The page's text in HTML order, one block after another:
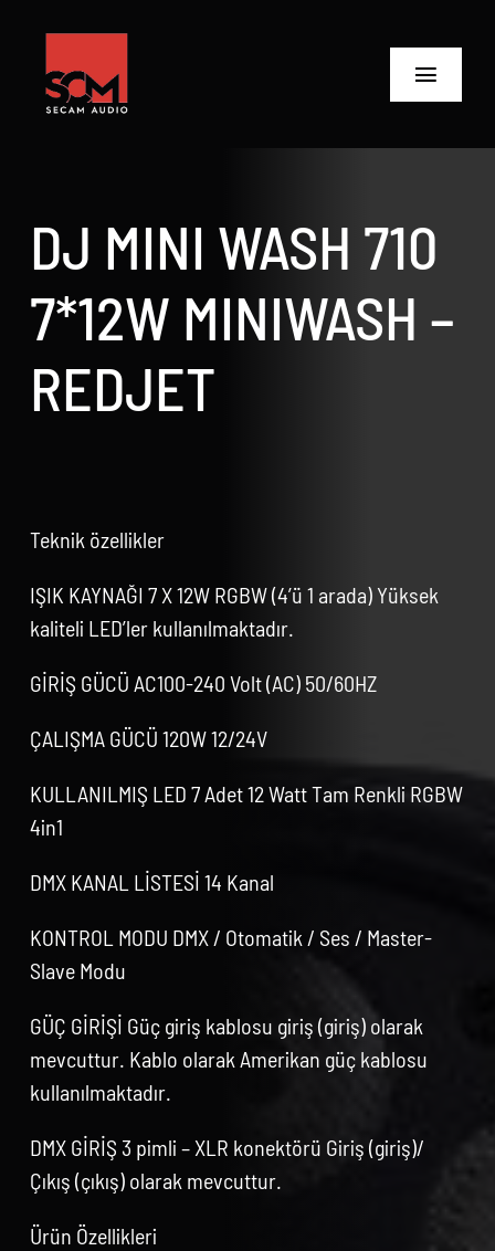
content
Toggle
Biz Kimiz
Neler Yaptık
Neler Yapıyoruz?
DJ MINI WASH 710
7*12W MINIWASH –
REDJET
Teknik özellikler
IŞIK KAYNAĞI 7 X 12W RGBW (4’ü 1 arada) Yüksek
kaliteli LED’ler kullanılmaktadır.
GİRİŞ GÜCÜ AC100-240 Volt (AC) 50/60HZ
ÇALIŞMA GÜCÜ 120W 12/24V
KULLANILMIŞ LED 7 Adet 12 Watt Tam Renkli RGBW
4in1
DMX KANAL LİSTESİ 14 Kanal
KONTROL MODU DMX / Otomatik / Ses / Master-
Slave Modu
GÜÇ GİRİŞİ Güç giriş kablosu giriş (giriş) olarak
mevcuttur. Kablo olarak Amerikan güç kablosu
kullanılmaktadır.
DMX GİRİŞ 3 pimli – XLR konektörü Giriş (giriş)/
Çıkış (çıkış) olarak mevcuttur.
Ürün Özellikleri